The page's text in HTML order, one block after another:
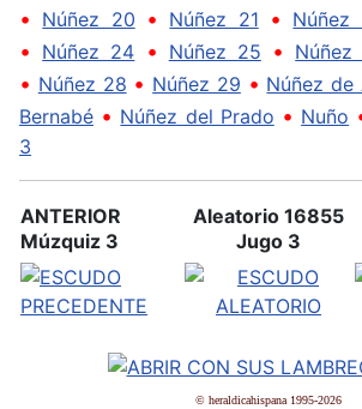
• Núñez 20 • Núñez 21 • Núñez
• Núñez 24 • Núñez 25 • Núñez
• Núñez 28 • Núñez 29 • Núñez de
Bernabé • Núñez del Prado • Nuño
3
ANTERIOR
Múzquiz 3
Aleatorio 16855
Jugo 3
© heraldicahispana 1995-2026